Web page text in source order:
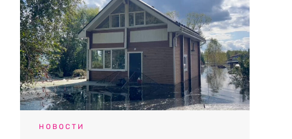
НОВОСТИ